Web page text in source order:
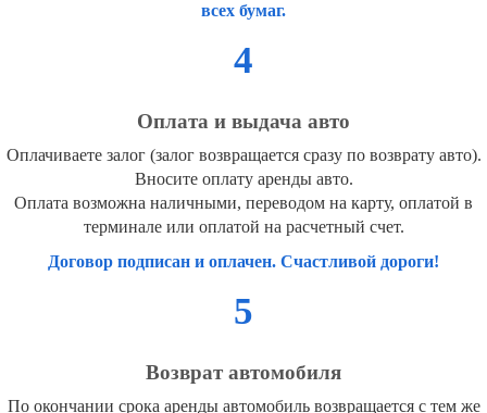
всех бумаг.
4
Оплата и выдача авто
Оплачиваете залог (залог возвращается сразу по возврату авто).
Вносите оплату аренды авто.
Оплата возможна наличными, переводом на карту, оплатой в
терминале или оплатой на расчетный счет.
Договор подписан и оплачен. Счастливой дороги!
5
Возврат автомобиля
По окончании срока аренды автомобиль возвращается с тем же